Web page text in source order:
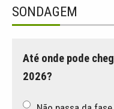
SONDAGEM
Até onde pode
2026?